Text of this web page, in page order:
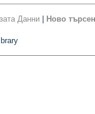
Данни Ново